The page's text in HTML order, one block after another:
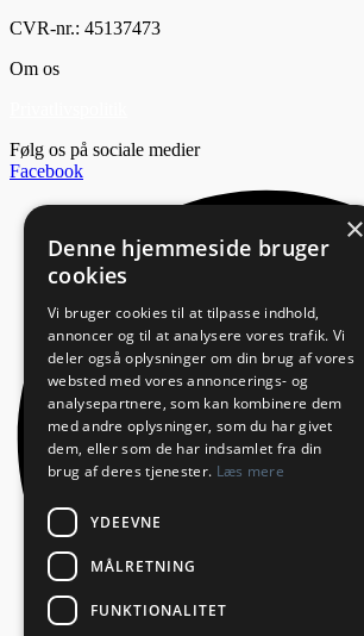
CVR-nr.: 45137473
Om os
Følg os på sociale medier
Facebook
×
Denne hjemmeside bruger
cookies
Vi bruger cookies til at tilpasse indhold,
annoncer og til at analysere vores trafik. Vi
deler også oplysninger om din brug af vores
websted med vores annoncerings- og
analysepartnere, som kan kombinere dem
med andre oplysninger, som du har givet
dem, eller som de har indsamlet fra din
brug af deres tjenester. Læs mere
YDEEVNE
MÅLRETNING
FUNKTIONALITET